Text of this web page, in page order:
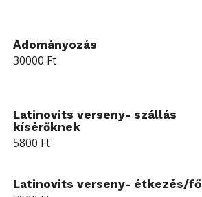
Adományozás
30000 Ft
Latinovits verseny- szállás
kísérőknek
5800 Ft
Latinovits verseny- étkezés/fő